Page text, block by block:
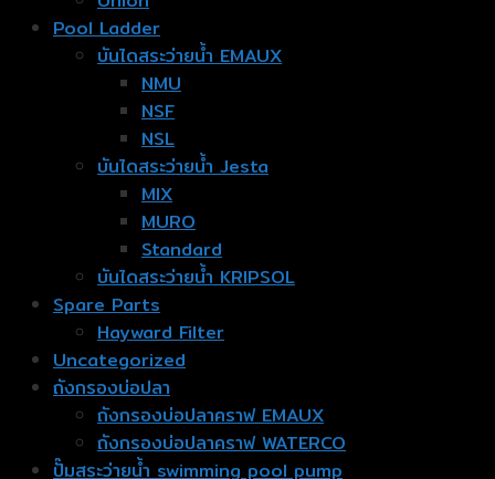
Pool Ladder
บันไดสระว่ายน้ำ EMAUX
NMU
NSF
NSL
บันไดสระว่ายน้ำ Jesta
MIX
MURO
Standard
บันไดสระว่ายน้ำ KRIPSOL
Spare Parts
Hayward Filter
Uncategorized
ถังกรองบ่อปลา
ถังกรองบ่อปลาคราฟ EMAUX
ถังกรองบ่อปลาคราฟ WATERCO
ปั๊มสระว่ายน้ำ swimming pool pump